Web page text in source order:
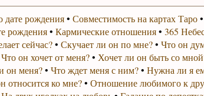
дате рождения• Совместимость на картах Таро•
рождения• Кармические отношения• 365
сейчас?• Скучает ли он по мне?• Что он
Что он хочет от меня?• Хочет ли он быть со
он меня?• Что ждет меня с ним?• Нужна ли я
относится ко мне?• Отношение любимого к